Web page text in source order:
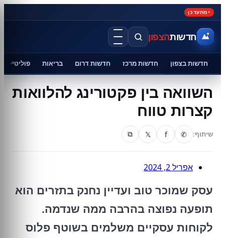
מתעדכן
חדשותהצפון
חדשות בצפון חדשות מרכז חדשות דרום בריאות פוליטיקה
השוואה בין פקטורינג להלוואות
קצרות טווח
שיתוף: ✆
f
𝕏
⧉
אפריל 2, 2024
עסק שמוכר טוב ועדיין נחנק בתזרים הוא
תופעה נפוצה בהרבה ממה שנדמה.
לקוחות עסקיים משלמים בשוטף פלוס